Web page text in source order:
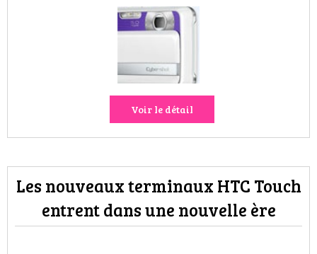
DÉCO
VOYAGES & LOISIRS
Voir le détail
Les nouveaux terminaux HTC Touch
entrent dans une nouvelle ère